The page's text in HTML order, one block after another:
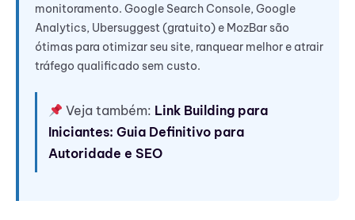
monitoramento. Google Search Console, Google
Analytics, Ubersuggest (gratuito) e MozBar são
ótimas para otimizar seu site, ranquear melhor e atrair
tráfego qualificado sem custo.
Veja também: Link Building para
Iniciantes: Guia Definitivo para
Autoridade e SEO